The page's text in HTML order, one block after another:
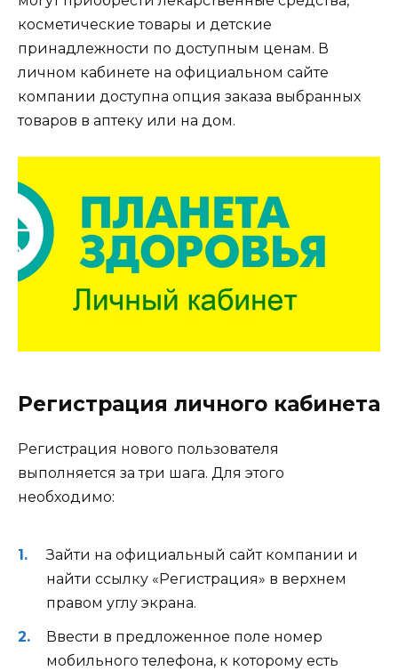
косметические товары и детские
принадлежности по доступным ценам. В
личном кабинете на официальном сайте
компании доступна опция заказа выбранных
товаров в аптеку или на дом.
Регистрация личного кабинета
Регистрация нового пользователя
выполняется за три шага. Для этого
необходимо:
Зайти на официальный сайт компании и
найти ссылку «Регистрация» в верхнем
правом углу экрана.
Ввести в предложенное поле номер
мобильного телефона, к которому есть